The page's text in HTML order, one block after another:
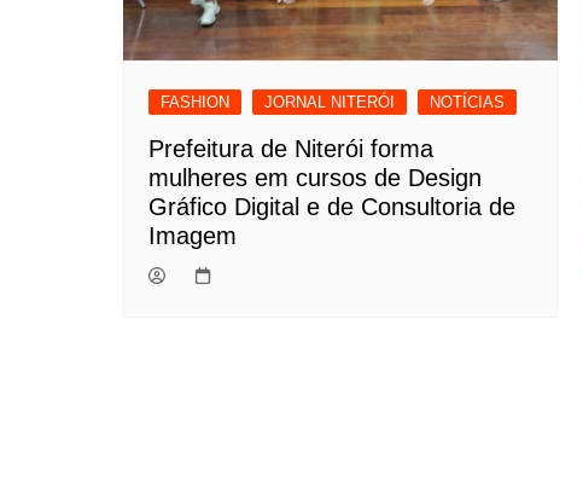
FASHION JORNAL NITERÓI NOTÍCIAS
Prefeitura de Niterói forma
mulheres em cursos de Design
Gráfico Digital e de Consultoria de
Imagem